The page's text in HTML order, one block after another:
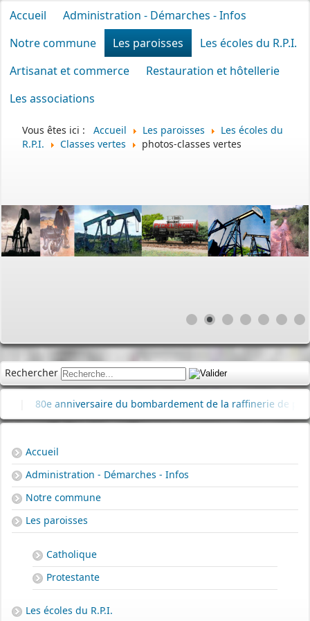
Accueil
Administration - Démarches - Infos
Notre commune
Les paroisses
Les écoles du R.P.I.
Artisanat et commerce
Restauration et hôtellerie
Les associations
Vous êtes ici : Accueil Les paroisses
Les écoles du
R.P.I.
Classes vertes photos-classes vertes
Rechercher
80e anniversaire du bombardement de la raffinerie de pétrole
Accueil
Administration - Démarches - Infos
Notre commune
Les paroisses
Catholique
Protestante
Les écoles du R.P.I.